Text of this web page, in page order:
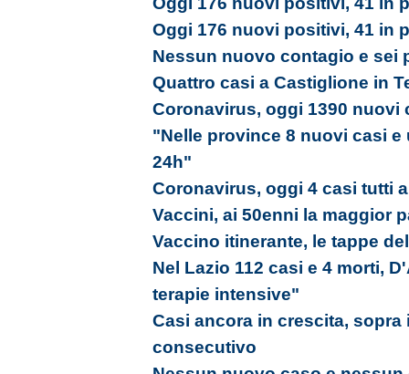
Oggi 176 nuovi positivi, 41 in
Nessun nuovo contagio e sei
Quattro casi a Castiglione in
Coronavirus, oggi 1390 nuovi
"Nelle province 8 nuovi casi
24h"
Coronavirus, oggi 4 casi tutti
Vaccini, ai 50enni la maggior
Vaccino itinerante, le tappe
Nel Lazio 112 casi e 4 morti,
terapie intensive"
Casi ancora in crescita,
consecutivo